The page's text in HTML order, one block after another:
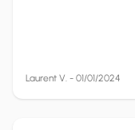
Laurent V. - 01/01/2024